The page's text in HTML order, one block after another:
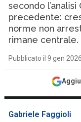
secondo
precedente:
norme non
rimane centrale.
Pubblicato il 9 gen 2026
Gabriele Faggioli